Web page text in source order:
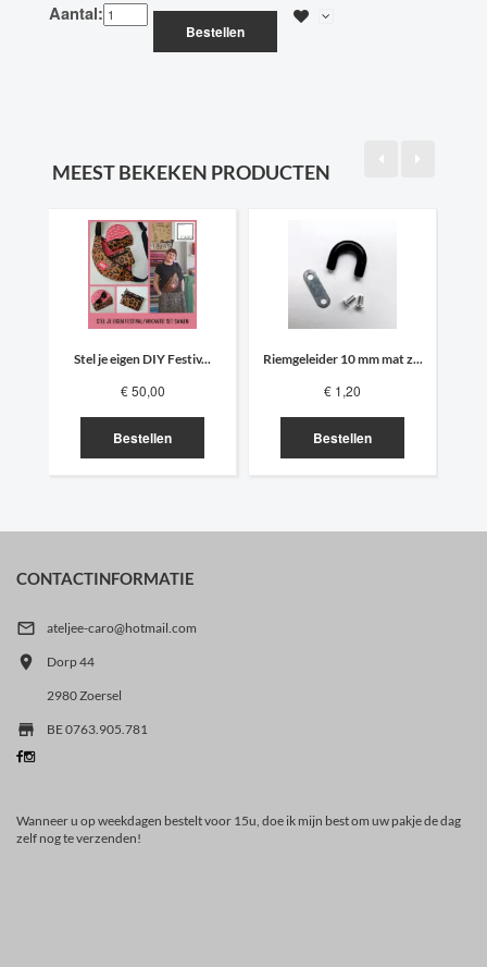
Aantal:
Bestellen
MEEST BEKEKEN PRODUCTEN
Stel je eigen DIY Festiv...
€ 50,00
Bestellen
Riemgeleider 10 mm mat z...
€ 1,20
Bestellen
CONTACTINFORMATIE
 ateljee-caro@hotmail.com
 Dorp 44
2980 Zoersel
 BE 0763.905.781
Wanneer u op weekdagen bestelt voor 15u, doe ik mijn best om uw pakje de dag
zelf nog te verzenden!